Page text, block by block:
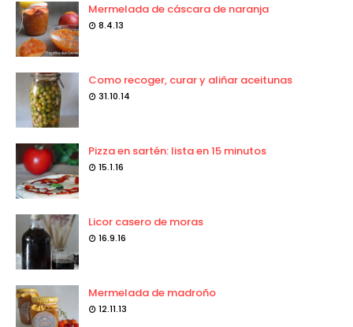
Mermelada de cáscara de naranja
8.4.13
Como recoger, curar y aliñar aceitunas
31.10.14
Pizza en sartén: lista en 15 minutos
15.1.16
Licor casero de moras
16.9.16
Mermelada de madroño
12.11.13